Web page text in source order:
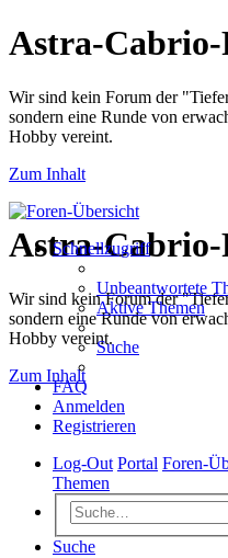
Astra-
Wir sind kein Forum der
sondern eine Runde von
Hobby vereint.
Zum Inhalt
Astra-
Wir sind kein Forum der
sondern eine Runde von
Hobby vereint.
Zum Inhalt
Schnellzugriff
Unbeantwortete
Aktive Themen
Suche
FAQ
Anmelden
Registrieren
Log-Out Portal Foren-
Themen
Suche